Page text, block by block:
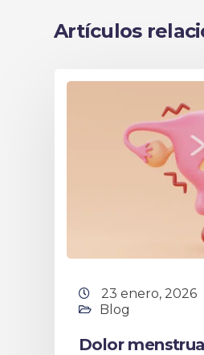
Artículos
23 enero, 2026
Blog
Dolor